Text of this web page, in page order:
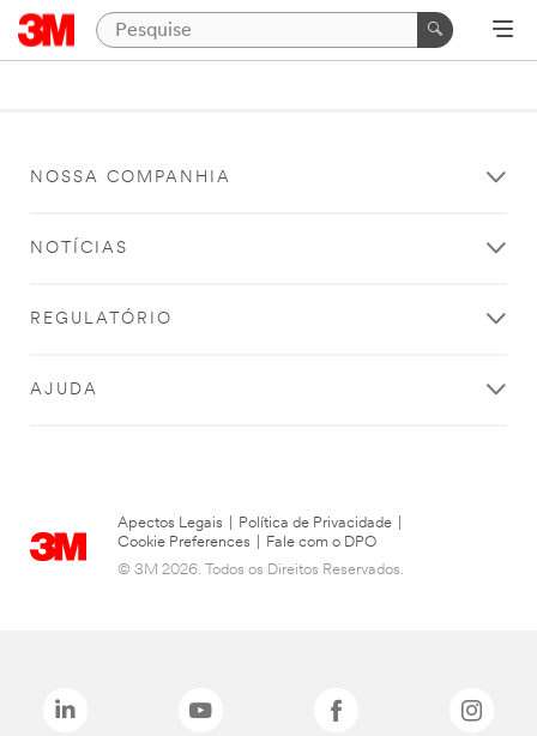
NOSSA COMPANHIA
NOTÍCIAS
REGULATÓRIO
AJUDA
Apectos Legais Política de Privacidade
Cookie Preferences
Fale com o DPO
© 3M 2026. Todos os Direitos Reservados.